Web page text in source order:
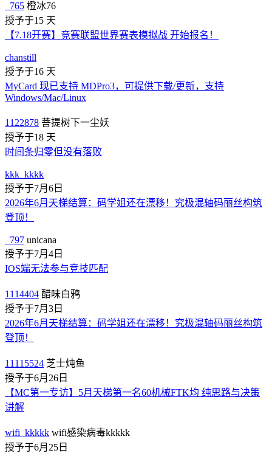
_765 橙冰76
授予于15 天
【7.18开赛】竞赛联盟世界赛表模拟战 开始报名！
chanstill
授予于16 天
MyCard 现已支持 MDPro3，可提供下载/更新，支持
Windows/Mac/Linux
1122878 菩提树下一尘妖
授予于18 天
时间条归零但没有落败
kkk_kkkk
授予于7月6日
2026年6月天梯结算：码学姐还在漂移！究极混轴码丽丝构筑
登顶！
_797 unicana
授予于7月4日
IOS端无法参与竞技匹配
1114404 醋味白鸦
授予于7月3日
2026年6月天梯结算：码学姐还在漂移！究极混轴码丽丝构筑
登顶！
11115524 芝士炖鱼
授予于6月26日
【MC第一专访】5月天梯第一名60机械FTK均 纯思路与决策
讲解
wifi_kkkkk wifi感染病毒kkkkk
授予于6月25日